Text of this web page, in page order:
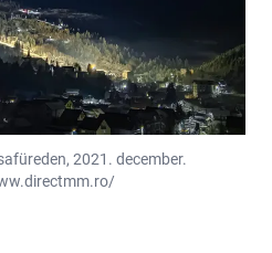
2021. december.